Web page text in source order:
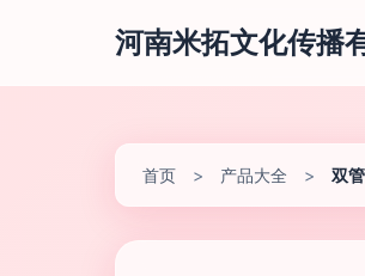
河南米拓文化传播
首页 > 产品大全 > 双